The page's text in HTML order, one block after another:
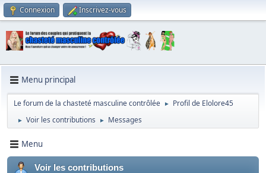
Connexion Inscrivez-vous
Menu principal
Le forum de la chasteté masculine contrôlée ► Profil de Elolore45
► Voir les contributions ► Messages
Menu
Voir les contributions